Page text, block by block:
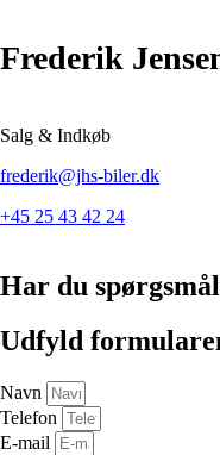
Frederik
Salg & Indkøb
frederik@jhs-biler.dk
+45 25 43 42 24
Har du
Udfyld
Navn
Telefon
E-mail